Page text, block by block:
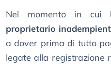
Nel momento in cui
proprietario
a dover prima di tutto
legate alla registrazione